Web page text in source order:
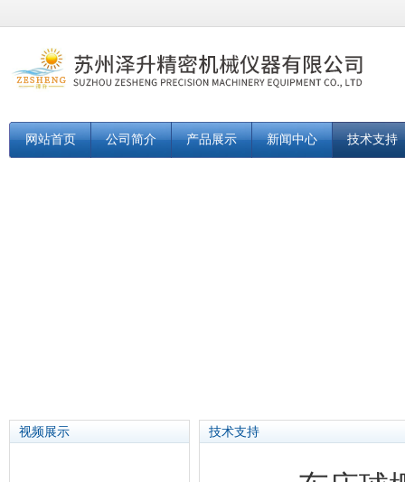
网站首页 公司简介 产品展示 新闻中心 技术支持
视频展示 技术支持